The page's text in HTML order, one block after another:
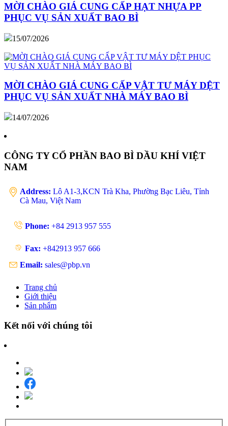
MỜI CHÀO GIÁ CUNG CẤP HẠT NHỰA PP
PHỤC VỤ SẢN XUẤT BAO BÌ
15/07/2026
MỜI CHÀO GIÁ CUNG CẤP VẬT TƯ MÁY DỆT
PHỤC VỤ SẢN XUẤT NHÀ MÁY BAO BÌ
14/07/2026
CÔNG TY CỔ PHẦN BAO BÌ DẦU KHÍ VIỆT
NAM
Address: Lô A1-3,KCN Trà Kha, Phường Bạc Liêu, Tỉnh
Cà Mau, Việt Nam
Phone: +84 2913 957 555
Fax: +842913 957 666
Email: sales@pbp.vn
Trang chủ
Giới thiệu
Sản phẩm
Kết nối với chúng tôi